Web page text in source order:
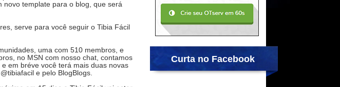
template para o blog, que será
serve para você seguir o Tibia Fácil
uma com 510 membros, e
no MSN com nosso chat, contamos
em bréve você terá mais duas novas
e pelo BlogBlogs.
Curta no Facebook